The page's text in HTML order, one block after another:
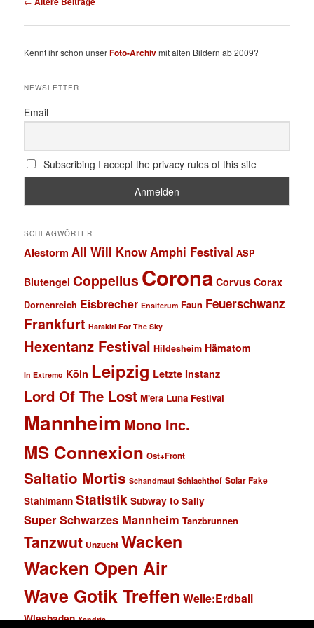
Kennt ihr schon unserFoto-Archivmit alten Bildern ab 2009?
NEWSLETTER
Email
Subscribing I accept the privacy rules of this site
SCHLAGWÖRTER
Alestorm All Will KnowAmphi Festival ASP
Blutengel Coppelius Corona Corvus Corax
Dornenreich Eisbrecher Ensiferum Faun Feuerschwanz
Frankfurt Harakiri For The Sky
Hexentanz Festival Hildesheim Hämatom
In Extremo Köln Leipzig Letzte Instanz
Lord Of The Lost M'era Luna Festival
Mannheim Mono Inc.
MS Connexion Ost+Front
Saltatio Mortis Schandmaul Schlachthof Solar Fake
Stahlmann Statistik Subway to Sally
Super Schwarzes Mannheim Tanzbrunnen
Tanzwut Unzucht Wacken
Wacken Open Air
Wave Gotik Treffen Welle:Erdball
Wiesbaden Xandria